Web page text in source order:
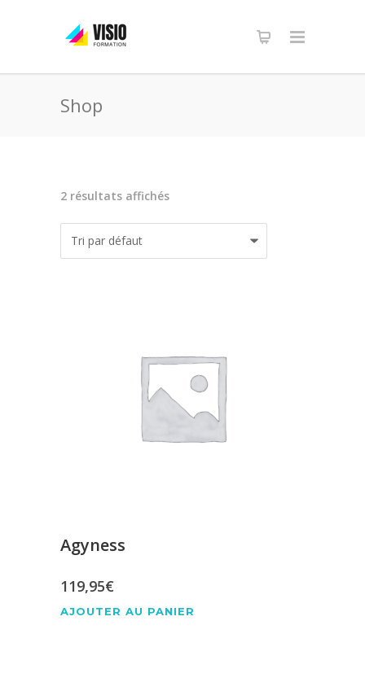
Shop
2 résultats affichés
Agyness
119,95€
AJOUTER AU PANIER